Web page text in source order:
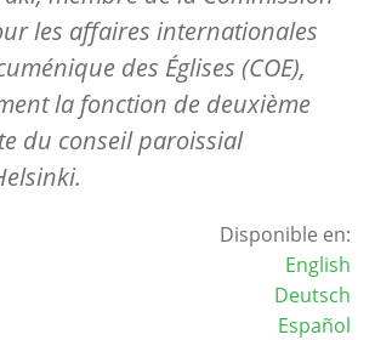
les affaires internationales
des Églises (COE),
la fonction de deuxième
du conseil paroissial
Disponible en:
English
Deutsch
Español